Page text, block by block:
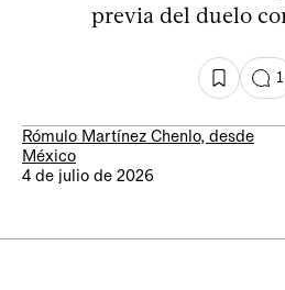
previa del duelo
1
Rómulo Martínez Chenlo, desde
México
4 de julio de 2026